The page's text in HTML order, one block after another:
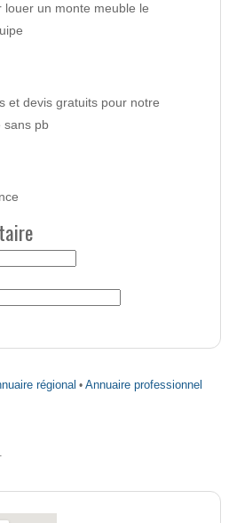
un monte meuble le
et devis gratuits pour notre
sans pb
régional •Annuaire professionnel